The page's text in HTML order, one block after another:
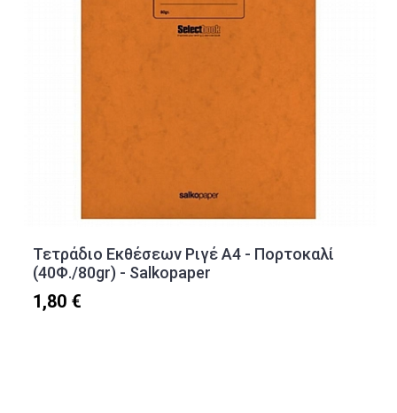
Τετράδιο Εκθέσεων Ριγέ A4 - Πορτοκαλί
(40Φ./80gr) - Salkopaper
1,80 €